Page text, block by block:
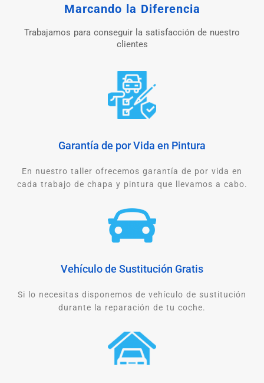
Marcando la Diferencia
Trabajamos para conseguir la satisfacción de nuestro
clientes
Garantía de por Vida en Pintura
En nuestro taller ofrecemos garantía de por vida en
cada trabajo de chapa y pintura que llevamos a cabo.
Vehículo de Sustitución Gratis
Si lo necesitas disponemos de vehículo de sustitución
durante la reparación de tu coche.